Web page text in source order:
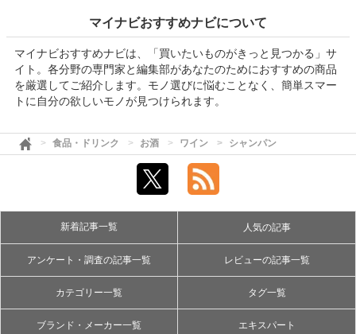
マイナビおすすめナビについて
マイナビおすすめナビは、「買いたいものがきっと見つかる」サ
イト。各分野の専門家と編集部があなたのためにおすすめの商品
を厳選してご紹介します。モノ選びに悩むことなく、簡単スマー
トに自分の欲しいモノが見つけられます。
食品・ドリンク お酒 ワイン シャンパン
新着記事一覧 人気の記事
アンケート・調査の記事一覧 レビューの記事一覧
カテゴリー一覧 タグ一覧
ブランド・メーカー一覧 エキスパート